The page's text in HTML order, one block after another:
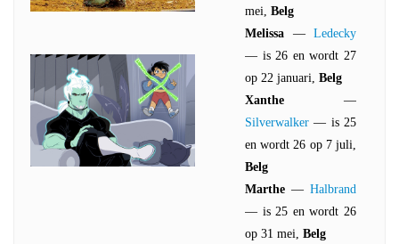
mei, Belg
Melissa — Ledecky
— is 26 en wordt 27
op 22 januari, Belg
Xanthe —
Silverwalker — is 25
en wordt 26 op 7 juli,
Belg
Marthe — Halbrand
— is 25 en wordt 26
op 31 mei, Belg